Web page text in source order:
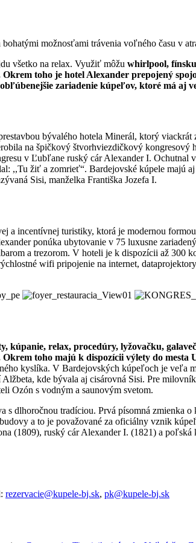
možnosťami trávenia voľného času v
všetko na relax. Využiť môžu whirlpool,
Okrem toho je hotel Alexander prepojený
zariadenie kúpeľov, ktoré má aj
bývalého hotela Minerál, ktorý
na špičkový štvorhviezdičkový
v Ľubľane ruský cár Alexander I. Ochutnal
,,Tu žiť a zomrieť“. Bardejovské kúpele
Sisi, manželka Františka Jozefa I.
a incentívnej turistiky, ktorá je modernou
ponúka ubytovanie v 75 luxusne
a trezorom. V hoteli je k dispozícii až 300
wifi pripojenie na internet,
kúpanie, relax, procedúry, lyžovačku,
toho majú k dispozícii výlety do
kyslíka. V Bardejovských kúpeľoch je
kde bývala aj cisárovná Sisi. Pre
Ozón s vodným a saunovým svetom.
s dlhoročnou tradíciou. Prvá písomná
a to je považované za oficiálny vznik
(1809), ruský cár Alexander I. (1821) a
rezervacie@kupele-bj.sk, pk@kupele-bj.sk